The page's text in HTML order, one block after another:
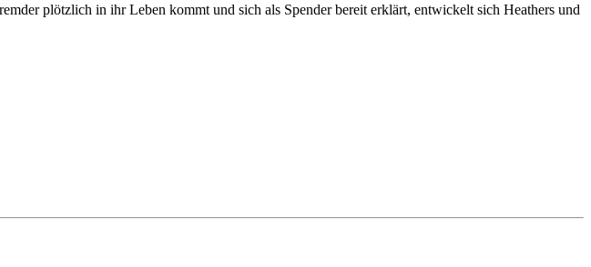
plötzlich in ihr Leben kommt und sich als Spender bereit erklärt, entwickelt sich Heathers und